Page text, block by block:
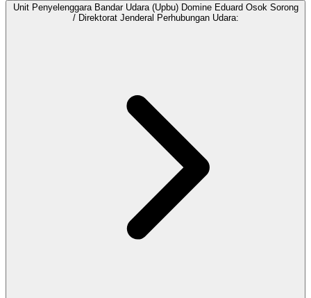
Unit Penyelenggara Bandar Udara (Upbu) Domine Eduard Osok Sorong
/ Direktorat Jenderal Perhubungan Udara: